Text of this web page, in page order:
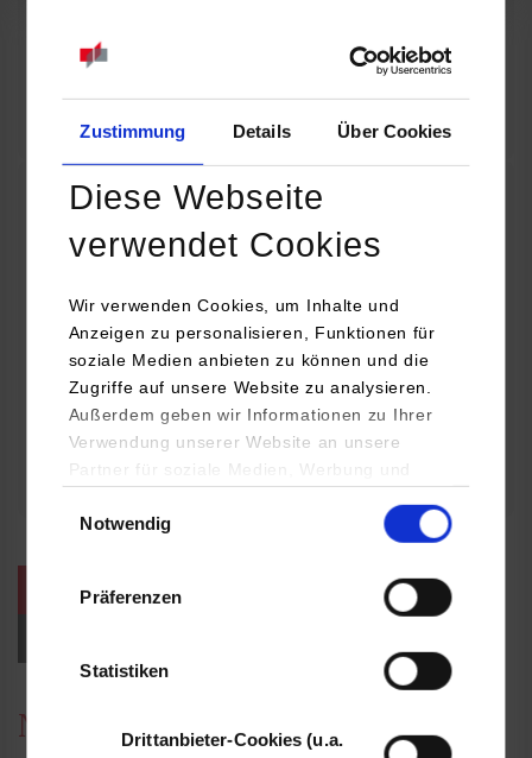
Zustimmung Details Über Cookies
Diese Webseite
verwendet Cookies
Wir verwenden Cookies, um Inhalte und
Anzeigen zu personalisieren, Funktionen für
soziale Medien anbieten zu können und die
Zugriffe auf unsere Website zu analysieren.
Außerdem geben wir Informationen zu Ihrer
Verwendung unserer Website an unsere
Partner für soziale Medien, Werbung und
YouTube, Google Maps) führen diese
Daten zusammen, die Sie ihnen bereitgestellt
haben oder die sie im Rahmen Ihrer Nutzung
Notwendig
Präferenzen
Statistiken
Drittanbieter-Cookies (u.a.
Online INDIS-Infoveranstaltung für Studierende
Zum Event
Technologietag: Clean Urban Transportation –
nachhaltige Mobilität im (sub)urbanen Umfeld
16.09.2026 - 17.09.2026
Im Mittelpunkt stehen elektrische Antriebe, moderne
Batterietechnologien und innovative Fahrzeugkonzepte für
nachhaltige Mobilität in Stadt und…
weitere Veranstaltungen / Termine
News